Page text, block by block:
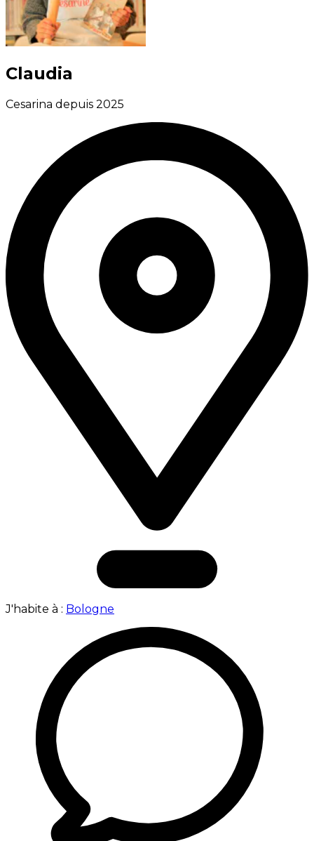
Claudia
Cesarina depuis 2025
J'habite à : Bologne